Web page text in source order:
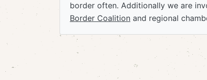
border often. Additionally we are
Border Coalition and regional